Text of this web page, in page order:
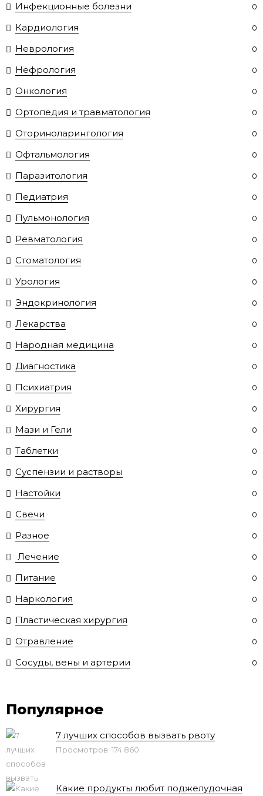
Инфекционные болезни 0
Кардиология 0
Неврология 0
Нефрология 0
Онкология 0
Ортопедия и травматология 0
Оториноларингология 0
Офтальмология 0
Паразитология 0
Педиатрия 0
Пульмонология 0
Ревматология 0
Стоматология 0
Урология 0
Эндокринология 0
Лекарства 0
Народная медицина 0
Диагностика 0
Психиатрия 0
Хирургия 0
Мази и Гели 0
Таблетки 0
Суспензии и растворы 0
Настойки 0
Свечи 0
Разное 0
Лечение 0
Питание 0
Наркология 0
Пластическая хирургия 0
Отравление 0
Сосуды, вены и артерии 0
Популярное
7 лучших способов вызвать рвоту
Просмотров: 174 860
Какие продукты любит поджелудочная